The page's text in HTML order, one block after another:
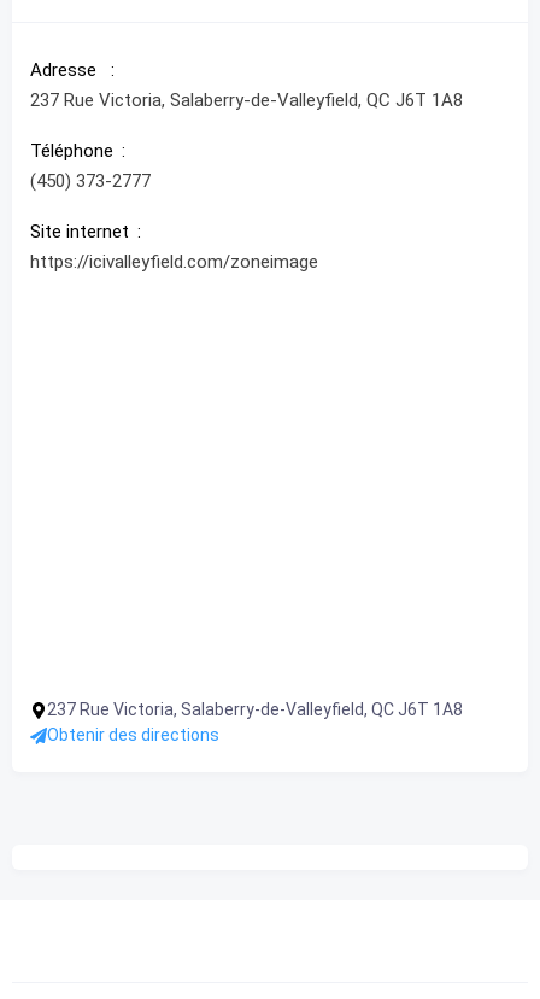
Adresse
237 Rue Victoria, Salaberry-de-Valleyfield, QC J6T 1A8
Téléphone
(450) 373-2777
Site internet
https://icivalleyfield.com/zoneimage
237 Rue Victoria, Salaberry-de-Valleyfield, QC J6T 1A8
Obtenir des directions